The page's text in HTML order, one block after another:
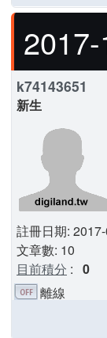
k74143651
新生
註冊日期:
文章數: 10
目前積分 : 0
離線